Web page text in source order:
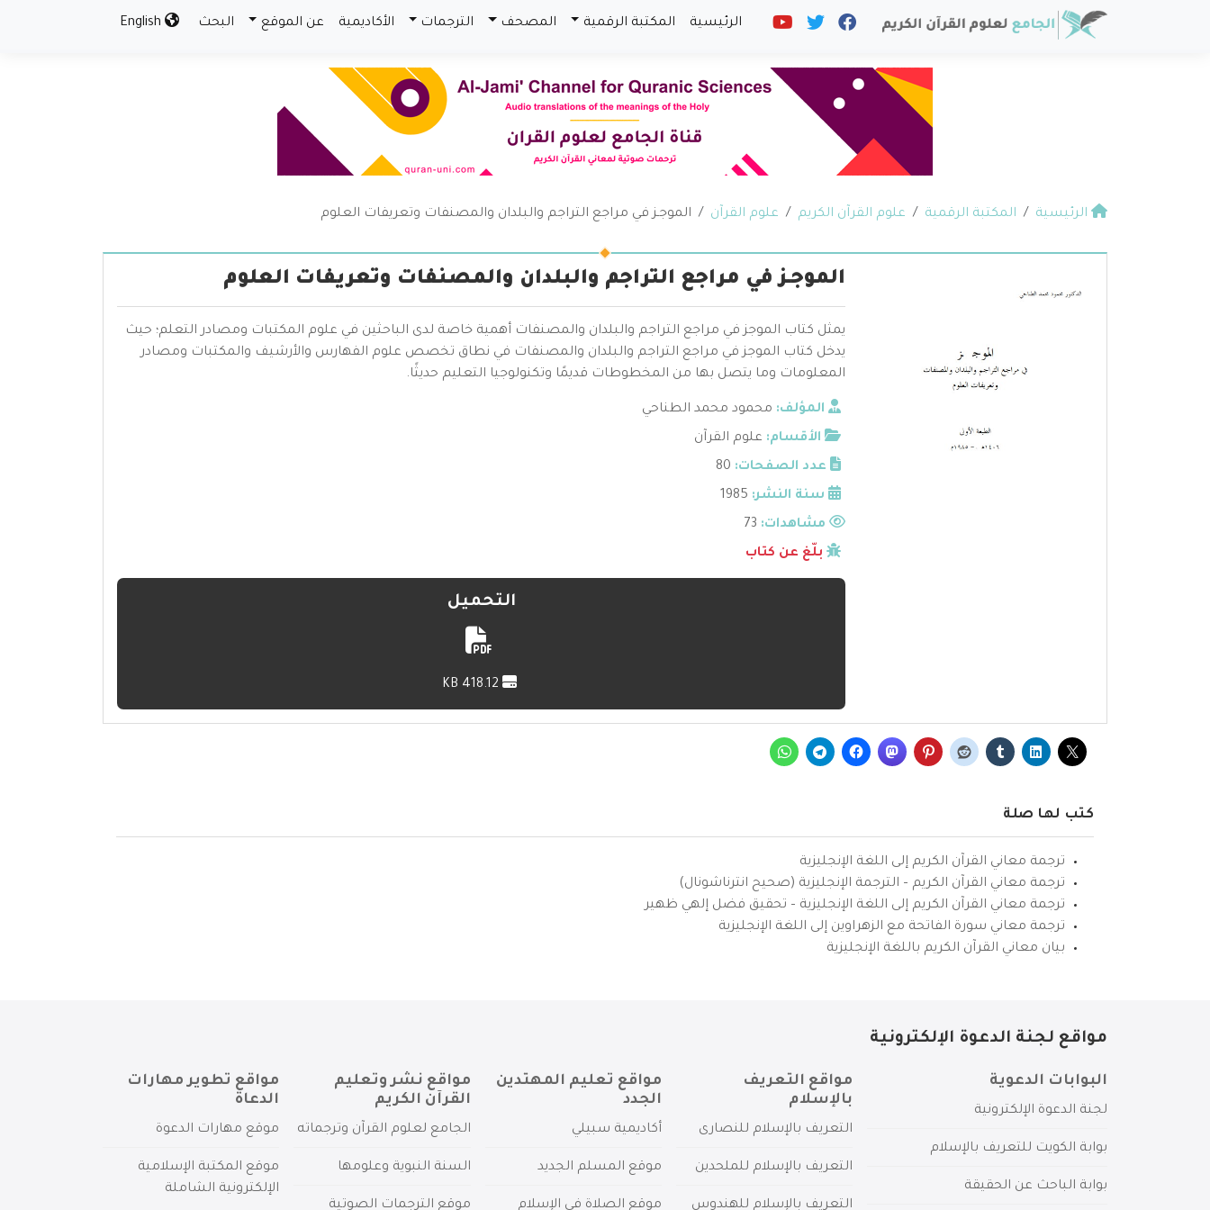
الرئيسية المكتبة الرقمية المصحف الترجمات الأكاديمية عن الموقع البحث
الرئيسية المكتبة الرقمية علوم القرآن الكريم علوم القرآن الموجـز في مراجع التراجم والبلدان والمصنفات وتعريفات العلوم
الموجـز في مراجع التراجم والبلدان والمصنفات وتعريفات العلوم
يمثل كتاب الموجز في مراجع التراجم والبلدان والمصنفات أهمية خاصة لدى الباحثين في علوم المكتبات ومصادر التعلم؛ حيث
يدخل كتاب الموجز في مراجع التراجم والبلدان والمصنفات في نطاق تخصص علوم الفهارس والأرشيف والمكتبات ومصادر
المعلومات وما يتصل بها من المخطوطات قديمًا وتكنولوجيا التعليم حديثًا.
المؤلف: محمود محمد الطناحي
الأقسام: علوم القرآن
عدد الصفحات: 80
سنة النشر: 1985
مشاهدات:
بلّغ عن كتاب
التحميل
كتب لها صلة
ترجمة معاني القرآن الكريم إلى اللغة الإنجليزية
ترجمة معاني القرآن الكريم – الترجمة الإنجليزية (صحيح انترناشونال)
ترجمة معاني القرآن الكريم إلى اللغة الإنجليزية – تحقيق فضل إلهي ظهير
ترجمة معاني سورة الفاتحة مع الزهراوين إلى اللغة الإنجليزية
بيان معاني القرآن الكريم باللغة الإنجليزية
مواقع لجنة الدعوة الإلكترونية
البوابات الدعوية
لجنة الدعوة الإلكترونية
بوابة الكويت للتعريف بالإسلام
بوابة الباحث عن الحقيقة
مواقع التعريف
بالإسلام
التعريف بالإسلام للنصارى
التعريف بالإسلام للملحدين
التعريف بالإسلام للهندوس
مواقع تعليم المهتدين
الجدد
أكاديمية سبيلي
موقع المسلم الجديد
موقع الصلاة في الإسلام
مواقع نشر وتعليم
القرآن الكريم
الجامع لعلوم القرآن وترجماته
السنة النبوية وعلومها
موقع الترجمات الصوتية
مواقع تطوير مهارات
الدعاة
موقع مهارات الدعوة
موقع المكتبة الإسلامية
الإلكترونية الشاملة